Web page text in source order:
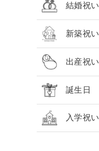
結婚祝い
新築祝い
出産祝い
誕生日
入学祝い